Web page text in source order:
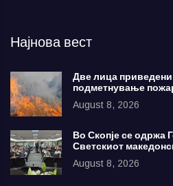
Најнова вест
Две лица
подметнување
August 8, 2026
Во Скопје се одржа
Светскиот
August 8, 2026